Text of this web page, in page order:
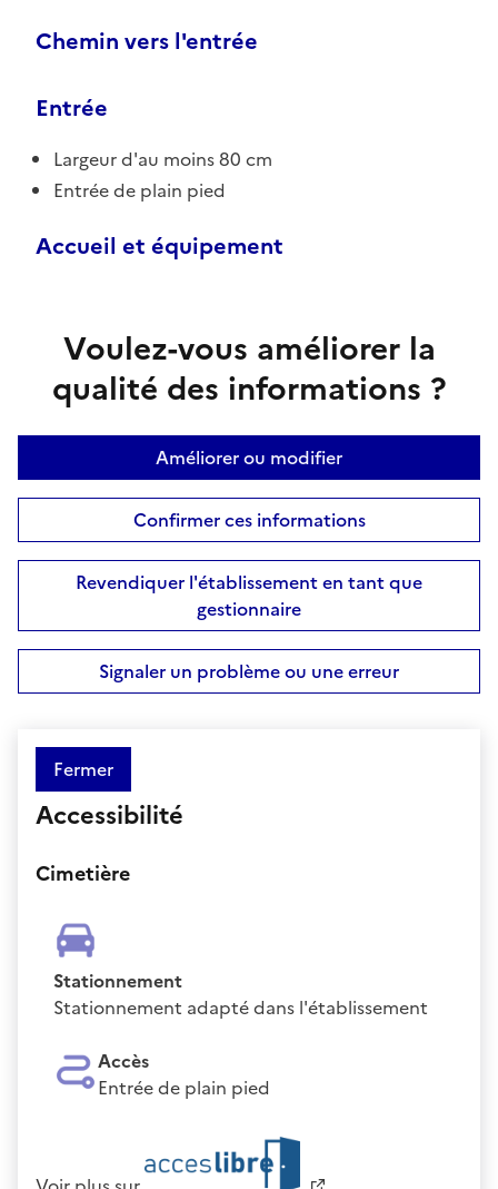
Chemin vers l'entrée
Entrée
Largeur d'au moins 80 cm
Entrée de plain pied
Accueil et équipement
Voulez-vous améliorer la
qualité des informations ?
Améliorer ou modifier
Confirmer ces informations
Revendiquer l'établissement en tant que
gestionnaire
Signaler un problème ou une erreur
Fermer
Accessibilité
Cimetière
Stationnement
Stationnement adapté dans l'établissement
Accès
Entrée de plain pied